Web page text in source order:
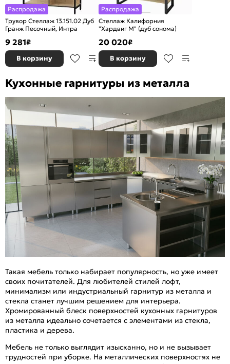
Распродажа
Трувор Стеллаж 13.151.02 Дуб
Гранж Песочный, Интра
9 281₽
В корзину
Распродажа
Стеллаж Калифорния
"Хардвиг M" (дуб сонома)
20 020₽
В корзину
Кухонные гарнитуры из металла
Такая мебель только набирает популярность, но уже имеет
своих почитателей. Для любителей стилей лофт,
минимализм или индустриальный гарнитур из металла и
стекла станет лучшим решением для интерьера.
Хромированный блеск поверхностей кухонных гарнитуров
из металла идеально сочетается с элементами из стекла,
пластика и дерева.
Мебель не только выглядит изысканно, но и не вызывает
трудностей при уборке. На металлических поверхностях не